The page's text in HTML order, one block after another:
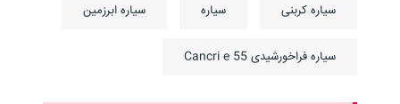
سیاره کربنی سیاره سیاره ابرزمین
سیاره فراخورشیدی 55 Cancri e